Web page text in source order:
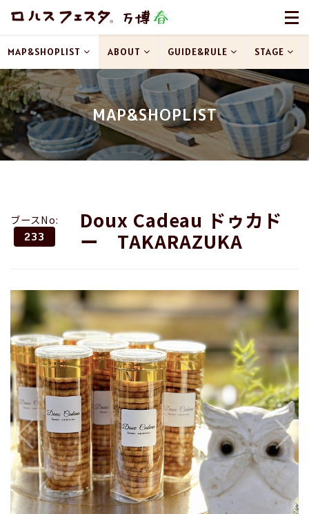
MAP&SHOPLIST
MAP&SHOPLIST ABOUT GUIDE&RULE STAGE
ブースNo:
233
Doux Cadeau ドゥカド
ー TAKARAZUKA